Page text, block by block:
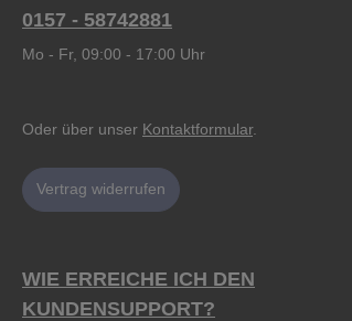
0157 - 58742881
Mo - Fr, 09:00 - 17:00 Uhr
Oder über unser Kontaktformular.
Vertrag widerrufen
WIE ERREICHE ICH DEN
KUNDENSUPPORT?